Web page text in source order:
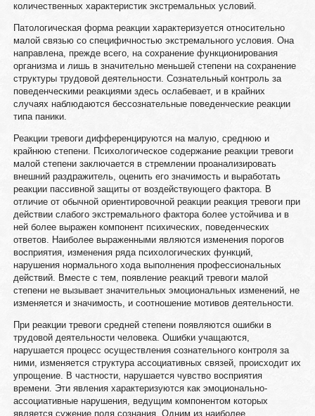
количественных характеристик экстремальных условий.
Патологическая форма реакции характеризуется относительно
малой связью со специфичностью экстремального условия. Она
направлена, прежде всего, на сохранение функционирования
организма и лишь в значительно меньшей степени на сохранение
структуры трудовой деятельности. Сознательный контроль за
поведенческими реакциями здесь ослабевает, и в крайних
случаях наблюдаются бессознательные поведенческие реакции
типа паники.
Реакции тревоги дифференцируются на малую, среднюю и
крайнюю степени. Психологическое содержание реакции тревоги
малой степени заключается в стремлении проанализировать
внешний раздражитель, оценить его значимость и выработать
реакции пассивной защиты от воздействующего фактора. В
отличие от обычной ориентировочной реакции реакция тревоги при
действии слабого экстремального фактора более устойчива и в
ней более выражен компонент психических, поведенческих
ответов. Наиболее выраженными являются изменения порогов
восприятия, изменения ряда психологических функций,
нарушения нормального хода выполнения профессиональных
действий. Вместе с тем, появление реакций тревоги малой
степени не вызывает значительных эмоциональных изменений, не
изменяется и значимость, и соотношение мотивов деятельности.
При реакции тревоги средней степени появляются ошибки в
трудовой деятельности человека. Ошибки учащаются,
нарушается процесс осуществления сознательного контроля за
ними, изменяется структура ассоциативных связей, происходит их
упрощение. В частности, нарушается чувство восприятия
времени. Эти явления характеризуются как эмоционально-
ассоциативные нарушения, ведущим компонентом которых
является сужение поля сознания. Одним из наиболее